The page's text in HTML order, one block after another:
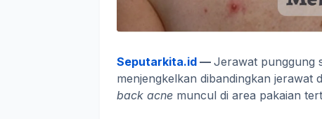
Seputarkita.id — Jerawat punggung
menjengkelkan dibandingkan jerawat
back acne muncul di area pakaian